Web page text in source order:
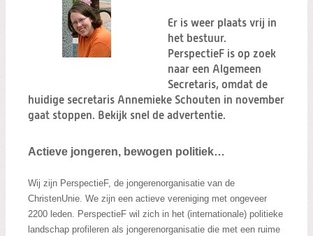
Zoeken
Er is weer plaats vrij in
het bestuur.
PerspectieF is op zoek
naar een Algemeen
Secretaris, omdat de
huidige secretaris Annemieke Schouten in november
gaat stoppen. Bekijk snel de advertentie.
Actieve jongeren, bewogen politiek…
Wij zijn PerspectieF, de jongerenorganisatie van de
ChristenUnie. We zijn een actieve vereniging met ongeveer
2200 leden. PerspectieF wil zich in het (internationale) politieke
landschap profileren als jongerenorganisatie die met een ruime